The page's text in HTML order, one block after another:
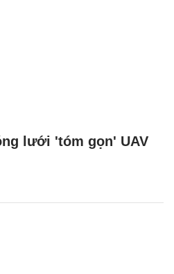
lưới 'tóm gọn' UAV